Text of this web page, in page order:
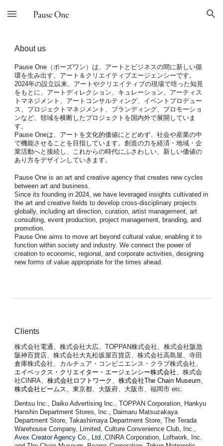
Skip to main content Skip to navigation
About us
Pause One（ポーズワン）は、アートとビジネスの間に新しい循
環を生み出す、アート＆クリエイティブエージェンシーです。
2024年の設立以来、アートやクリエイティブの現場で培った知見
をもとに、アートディレクション、キュレーション、アーティス
トマネジメント、アートコンサルティング、イベントプロデュー
ス、プロジェクトマネジメント、ブランディング、プロモーショ
ンなど、領域を横断したプロジェクトを国内外で展開していま
す。
Pause Oneは、アートを文化的価値にとどめず、社会や産業の中
で機能させることを目指しています。創造の力を経済・地域・企
業活動へと接続し、これからの時代にふさわしい、新しい価値の
あり方をデザインしていきます。
Pause One is an art and creative agency that creates new cycles
between art and business.
Since its founding in 2024, we have leveraged insights cultivated in
the art and creative fields to develop cross-disciplinary projects
globally, including art direction, curation, artist management, art
consulting, event production, project management, branding, and
promotion.
Pause One aims to move art beyond cultural value, enabling it to
function within society and industry. We connect the power of
creation to economic, regional, and corporate activities, designing
new forms of value appropriate for the times ahead.
Clients
株式会社電通、株式会社大広、TOPPAN株式会社、株式会社阪急
阪神百貨店、株式会社大丸松坂屋百貨店、株式会社高島屋、寺田
倉庫株式会社、カルチュア・コンビニエンス・クラブ株式会社、
エイベックス・クリエイター・エージェンシー株式会社、株式会
社CINRA、株式会社ロフトワーク、株式会社The Chain Museum、
株式会社ビームス、東京都、 大阪府、大阪市、福岡市 etc.
Dentsu Inc., Daiko Advertising Inc., TOPPAN Corporation, Hankyu
Hanshin Department Stores, Inc., Daimaru Matsuzakaya
Department Store, Takashimaya Department Store, The Terada
Warehouse Company, Limited, Culture Convenience Club, Inc.,
Avex Creator Agency Co., Ltd.,CINRA Corporation, Loftwork, Inc.